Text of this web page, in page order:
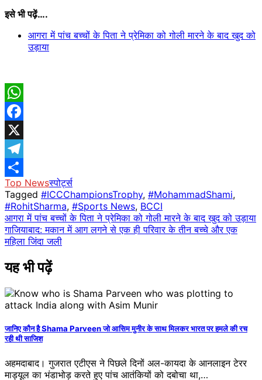
इसे भी पढ़ें….
आगरा में पांच बच्चों के पिता ने प्रेमिका को गोली मारने के बाद खुद को
उड़ाया
WhatsApp
Facebook
X
Telegram
Share
Top Newsस्पोर्ट्स
Tagged #ICCChampionsTrophy, #MohammadShami,
#RohitSharma, #Sports News, BCCI
Post
navigation
आगरा में पांच बच्चों के पिता ने प्रेमिका को गोली मारने के बाद खुद को उड़ाया
गाजियाबाद: मकान में आग लगने से एक ही परिवार के तीन बच्चे और एक
महिला जिंदा जली
यह भी पढ़ें
जानिए कौन है Shama Parveen जो आसिम मुनीर के सा​थ मिलकर भारत पर हमले की रच
रही थी साजिश
अहमदाबाद। गुजरात एटीएस ने पिछले दिनों अल-कायदा के आनलाइन टेरर
माड्यूल का भंडाभोड़ करते हुए पांच आतंकियों को दबोचा था,…